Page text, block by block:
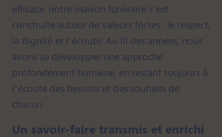
efficace, notre maison funéraire s’est
construite autour de valeurs fortes : le respect,
la dignité et l’écoute. Au fil des années, nous
avons su développer une approche
profondément humaine, en restant toujours à
l’écoute des besoins et des souhaits de
chacun.
Un savoir-faire transmis et enrichi